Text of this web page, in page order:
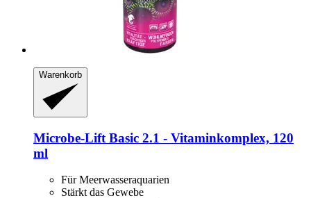
Warenkorb
Microbe-Lift Basic 2.1 -​ Vitaminkomplex, 120
ml
Für Meerwasseraquarien
Stärkt das Gewebe